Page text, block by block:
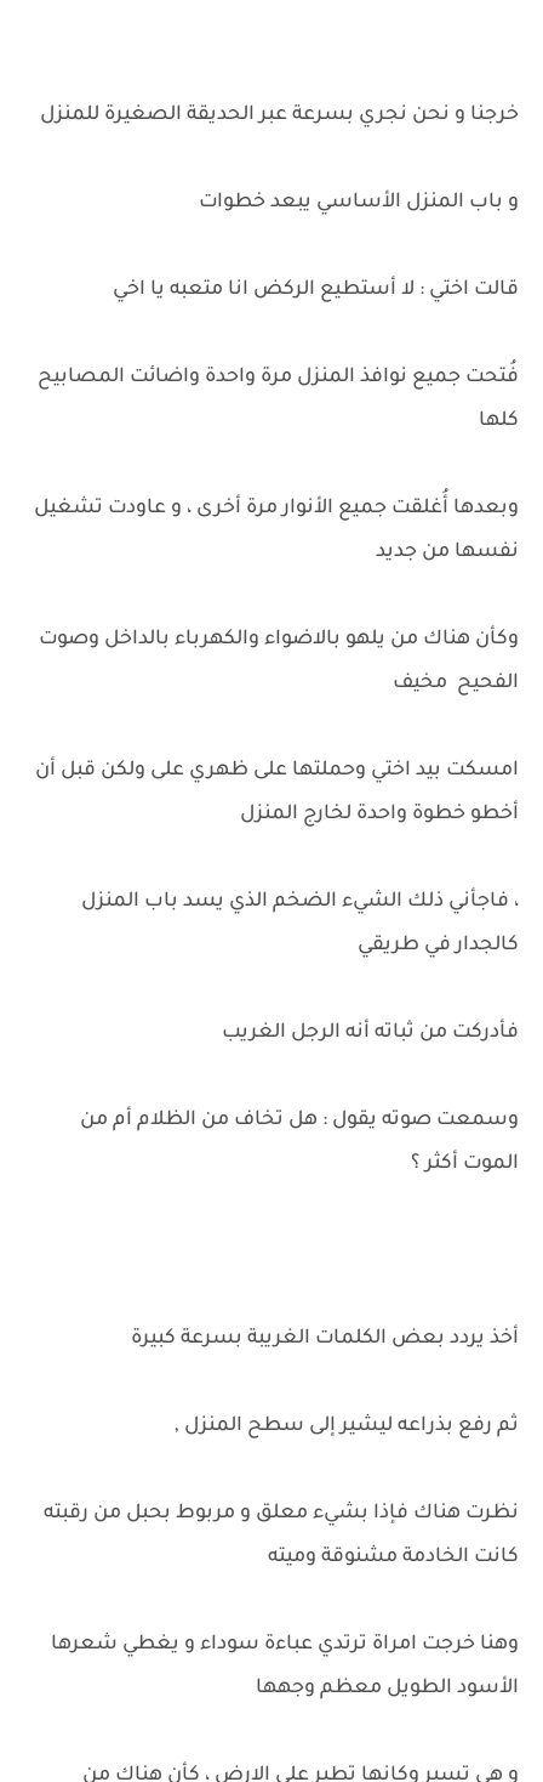
خرجنا و نحن نجري بسرعة عبر الحديقة الصغيرة للمنزل
و باب المنزل الأساسي يبعد خطوات
قالت اختي : لا أستطيع الركض انا متعبه يا اخي
فُتحت جميع نوافذ المنزل مرة واحدة واضائت المصابيح
كلها
وبعدها أُغلقت جميع الأنوار مرة أخرى ، و عاودت تشغيل
نفسها من جديد
وكأن هناك من يلهو بالاضواء والكهرباء بالداخل وصوت
الفحيح مخيف
امسكت بيد اختي وحملتها على ظهري على ولكن قبل أن
أخطو خطوة واحدة لخارج المنزل
، فاجأني ذلك الشيء الضخم الذي يسد باب المنزل
كالجدار في طريقي
فأدركت من ثباته أنه الرجل الغريب
وسمعت صوته يقول : هل تخاف من الظلام أم من
الموت أكثر ؟
أخذ يردد بعض الكلمات الغريبة بسرعة كبيرة
ثم رفع بذراعه ليشير إلى سطح المنزل ,
نظرت هناك فإذا بشيء معلق و مربوط بحبل من رقبته
كانت الخادمة مشنوقة وميته
وهنا خرجت امراة ترتدي عباءة سوداء و يغطي شعرها
الأسود الطويل معظم وجهها
و هي تسير وكانها تطير على الارض ، كأن هناك من